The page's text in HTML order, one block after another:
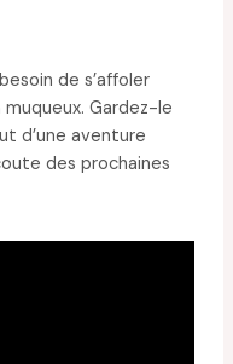
de s’affoler
Gardez-le
d’une aventure
des prochaines